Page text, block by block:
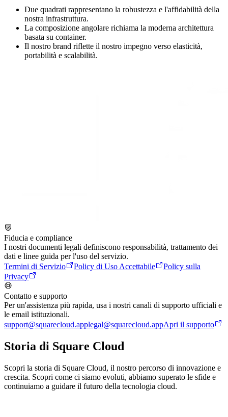
Due quadrati rappresentano la robustezza e l'affidabilità della
nostra infrastruttura.
La composizione angolare richiama la moderna architettura
basata su container.
Il nostro brand riflette il nostro impegno verso elasticità,
portabilità e scalabilità.
Fiducia e compliance
I nostri documenti legali definiscono responsabilità, trattamento dei
dati e linee guida per l'uso del servizio.
Termini di Servizio
Policy di Uso Accettabile
Policy sulla
Privacy
Contatto e supporto
Per un'assistenza più rapida, usa i nostri canali di supporto ufficiali e
le email istituzionali.
support@squarecloud.applegal@squarecloud.appApri il supporto
Storia di Square Cloud
Scopri la storia di Square Cloud, il nostro percorso di innovazione e
crescita. Scopri come ci siamo evoluti, abbiamo superato le sfide e
continuiamo a guidare il futuro della tecnologia cloud.